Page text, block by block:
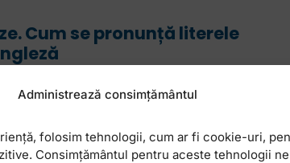
Administrează consimțământul
folosim tehnologii, cum ar fi cookie-uri,
Consimțământul pentru aceste tehnologii
Cum se pronunță literele
și rostește numele și prenumele tău pe
din prima, fără ezitări? Deși internetul